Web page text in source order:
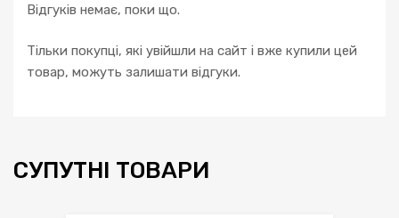
Відгуків немає, поки що.
Тільки покупці, які увійшли на сайт і вже купили цей
товар, можуть залишати відгуки.
СУПУТНІ ТОВАРИ